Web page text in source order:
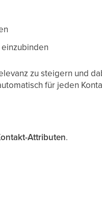
zu steigern und
für jeden
Attributen.